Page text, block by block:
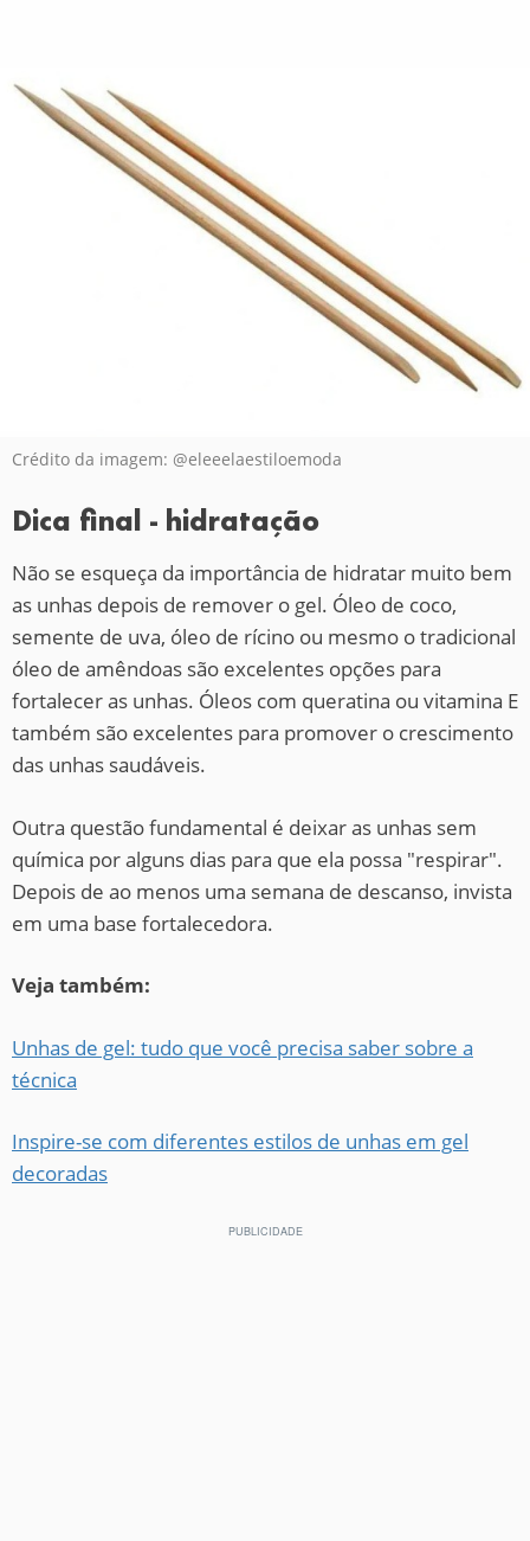
Crédito da imagem: @eleeelaestiloemoda
Dica final - hidratação
Não se esqueça da importância de hidratar muito bem
as unhas depois de remover o gel. Óleo de coco,
semente de uva, óleo de rícino ou mesmo o tradicional
óleo de amêndoas são excelentes opções para
fortalecer as unhas. Óleos com queratina ou vitamina E
também são excelentes para promover o crescimento
das unhas saudáveis.
Outra questão fundamental é deixar as unhas sem
química por alguns dias para que ela possa "respirar".
Depois de ao menos uma semana de descanso, invista
em uma base fortalecedora.
Veja também:
Unhas de gel: tudo que você precisa saber sobre a
técnica
Inspire-se com diferentes estilos de unhas em gel
decoradas